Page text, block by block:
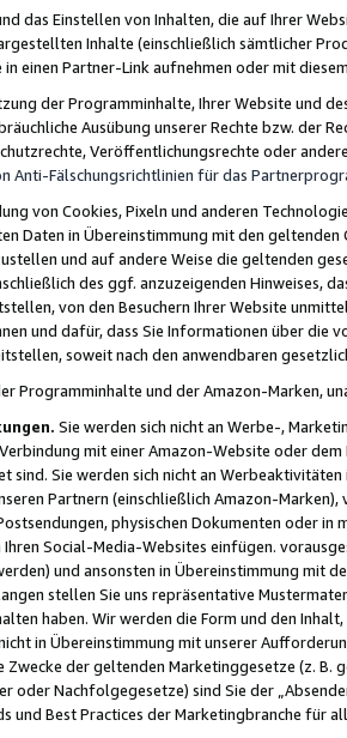
das Einstellen von Inhalten, die auf Ihrer
Inhalte (einschließlich sämtlicher
einen Partner-Link aufnehmen oder mit
der Programminhalte, Ihrer Website und
Ausübung unserer Rechte bzw. der
Veröffentlichungsrechte oder
Anti-Fälschungsrichtlinien für das
von Cookies, Pixeln und anderen
Daten in Übereinstimmung mit den
und auf andere Weise die geltenden
des ggf. anzuzeigenden Hinweises,
von den Besuchern Ihrer Website
und dafür, dass Sie Informationen über die
soweit nach den anwendbaren
Programminhalte und der Amazon-Marken,
Sie werden sich nicht an Werbe-,
mit einer Amazon-Website oder
sind. Sie werden sich nicht an
Partnern (einschließlich Amazon-
physischen Dokumenten oder in
Social-Media-Websites einfügen.
und ansonsten in Übereinstimmung mit
stellen Sie uns repräsentative
haben. Wir werden die Form und den
in Übereinstimmung mit unserer
Zwecke der geltenden Marketinggesetze (z. B.
oder Nachfolgegesetze) sind Sie der
und Best Practices der Marketingbranche für